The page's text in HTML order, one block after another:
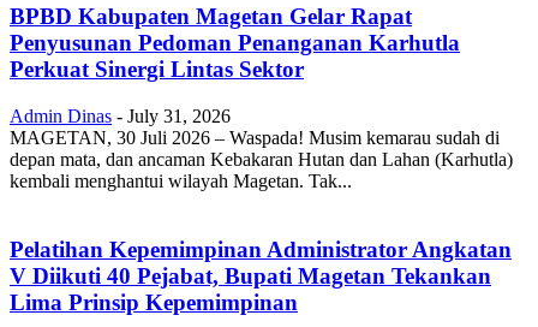
BPBD Kabupaten Magetan Gelar Rapat
Penyusunan Pedoman Penanganan Karhutla
Perkuat Sinergi Lintas Sektor
Admin Dinas - July 31, 2026
MAGETAN, 30 Juli 2026 – Waspada! Musim kemarau sudah di
depan mata, dan ancaman Kebakaran Hutan dan Lahan (Karhutla)
kembali menghantui wilayah Magetan. Tak...
Pelatihan Kepemimpinan Administrator Angkatan
V Diikuti 40 Pejabat, Bupati Magetan Tekankan
Lima Prinsip Kepemimpinan